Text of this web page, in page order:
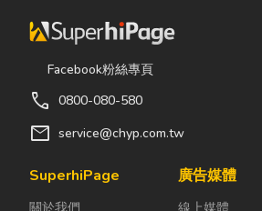
實，一扇好的
門窗不只是遮
風避雨而已，
安全、採光、
通風與生活品
氣候潮濕多
展現台東的人
聚會、公司聚
團體用餐，都
Facebook粉絲專頁
call 0800-080-580
mail service@chyp.com.tw
SuperhiPage
關於我們
廣告媒體
線上媒體